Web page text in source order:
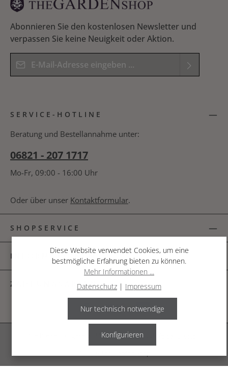
Abonnieren Sie den kostenlosen Newsletter und
verpassen Sie keine Neuigkeit oder Aktion.
E-Mail-Adresse*
Kenntnis genommen und die
SERVICE-HOTLINE
Beratung und Bestellannahme unter:
06821 - 207 1717
Mo-Fr, 09:00 - 16:00 Uhr
Oder über unser Kontaktformular.
SHOPSERVICE
INFORMATIONEN
ZAHLUNGSARTEN
Alle Preise inkl. gesetzl. Mehrwertsteuer zzgl.
Diese Website verwendet Cookies, um eine
bestmögliche Erfahrung bieten zu können.
Mehr Informationen ...
Datenschutz | Impressum
Nur technisch notwendige
Konfigurieren